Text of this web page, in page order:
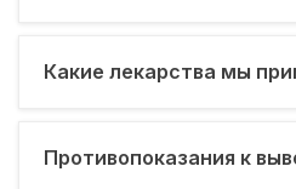
Какие лекарства мы
Противопоказания к